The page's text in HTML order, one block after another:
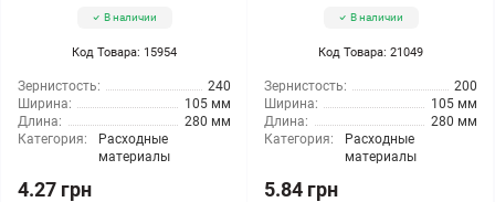
В наличии
Код Товара: 15954
Зернистость:
240
Ширина:
105 мм
Длина:
280 мм
Категория:
Расходные
материалы
4.27 грн
В наличии
Код Товара: 21049
Зернистость:
200
Ширина:
105 мм
Длина:
280 мм
Категория:
Расходные
материалы
5.84 грн